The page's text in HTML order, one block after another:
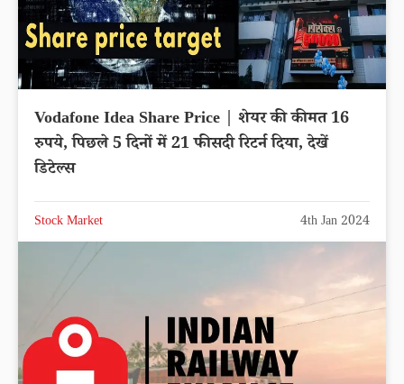
Vodafone Idea Share Price | शेयर की कीमत 16
रुपये, पिछले 5 दिनों में 21 फीसदी रिटर्न दिया, देखें
डिटेल्स
Stock Market 4th Jan 2024